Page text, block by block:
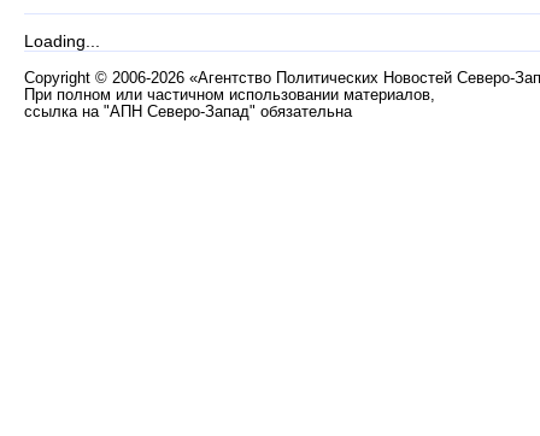
Loading...
Copyright © 2006-2026 «Агентство Политических Новостей Северо-
При полном или частичном использовании материалов,
ссылка на "АПН Северо-Запад" обязательна